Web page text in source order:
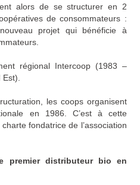
alors de se structurer en 2
de consommateurs :
projet qui bénéficie à
régional Intercoop (1983 –
les coops organisent
en 1986. C’est à cette
fondatrice de l’association
premier distributeur bio en